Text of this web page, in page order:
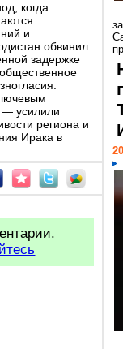
когда
и
обвинил
задержке
— усилили
региона и
Ирака в